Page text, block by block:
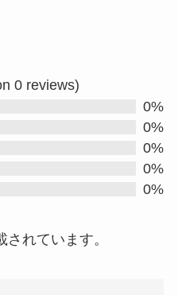
0 reviews)
0%
0%
0%
0%
0%
れています。